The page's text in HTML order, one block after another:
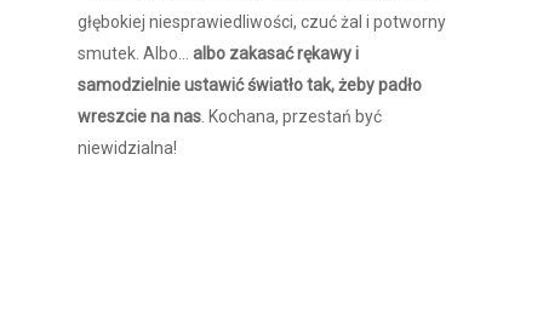
głębokiej niesprawiedliwości, czuć żal i potworny
smutek. Albo…albo zakasać rękawy i
samodzielnie ustawić światło tak, żeby padło
wreszcie na nas . Kochana, przestań być
niewidzialna!